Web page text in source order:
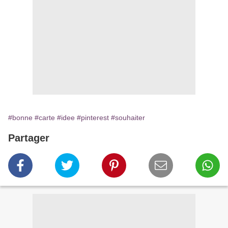
#bonne #carte #idee #pinterest #souhaiter
Partager